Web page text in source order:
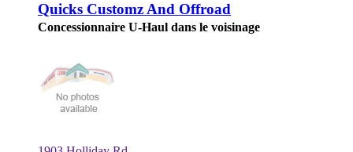
Quicks Customz And Offroad
Concessionnaire U-Haul dans le voisinage